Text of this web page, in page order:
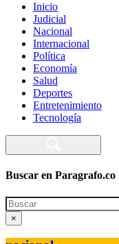
Inicio
Judicial
Nacional
Internacional
Política
Economía
Salud
Deportes
Entretenimiento
Tecnología
Buscar en Paragrafo.co
Search
×